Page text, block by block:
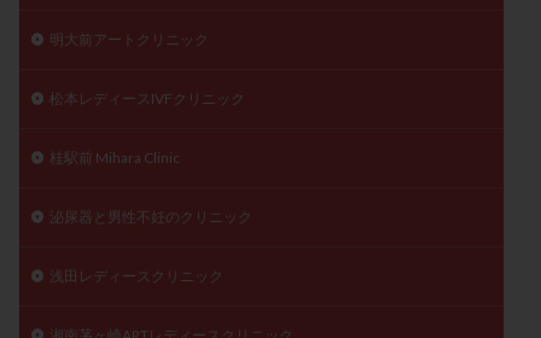
明大前アートクリニック
松本レディースIVFクリニック
桂駅前 Mihara Clinic
泌尿器と男性不妊のクリニック
浅田レディースクリニック